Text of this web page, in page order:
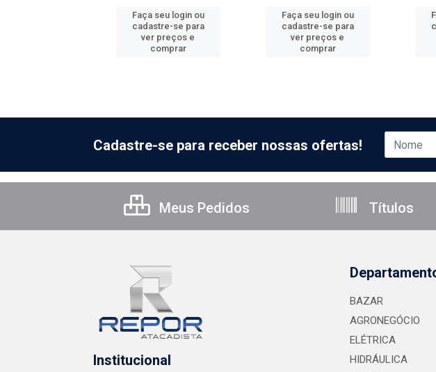
Faça seu login ou
cadastre-se para
ver preços e
comprar
Faça seu login ou
cadastre-se para
ver preços e
comprar
Cadastre-se para receber nossas ofertas!
Meus Pedidos Títulos
Institucional
BAZAR
AGRONEGÓCIO
ELÉTRICA
HIDRÁULICA